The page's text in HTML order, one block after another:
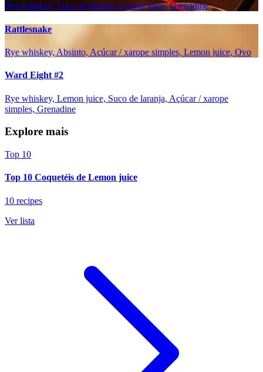
Rye whiskey, Suco de laranja, Lemon juice, Grenadine
Rattlesnake
Rye whiskey, Absinto, Açúcar / xarope simples, Lemon juice, Ovo
Ward Eight #2
Rye whiskey, Lemon juice, Suco de laranja, Açúcar / xarope
simples, Grenadine
Explore mais
Top 10
Top 10 Coquetéis de Lemon juice
10 recipes
Ver lista